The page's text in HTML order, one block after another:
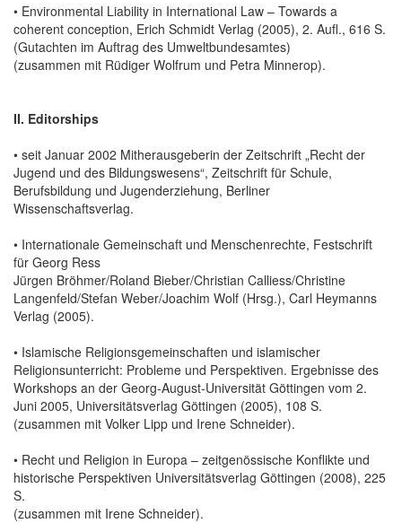
• Environmental Liability in International Law – Towards a
coherent conception, Erich Schmidt Verlag (2005), 2. Aufl., 616 S.
(Gutachten im Auftrag des Umweltbundesamtes)
(zusammen mit Rüdiger Wolfrum und Petra Minnerop).
II. Editorships
• seit Januar 2002 Mitherausgeberin der Zeitschrift „Recht der
Jugend und des Bildungswesens“, Zeitschrift für Schule,
Berufsbildung und Jugenderziehung, Berliner
Wissenschaftsverlag.
• Internationale Gemeinschaft und Menschenrechte, Festschrift
für Georg Ress
Jürgen Bröhmer/Roland Bieber/Christian Calliess/Christine
Langenfeld/Stefan Weber/Joachim Wolf (Hrsg.), Carl Heymanns
Verlag (2005).
• Islamische Religionsgemeinschaften und islamischer
Religionsunterricht: Probleme und Perspektiven. Ergebnisse des
Workshops an der Georg-August-Universität Göttingen vom 2.
Juni 2005, Universitätsverlag Göttingen (2005), 108 S.
(zusammen mit Volker Lipp und Irene Schneider).
• Recht und Religion in Europa – zeitgenössische Konflikte und
historische Perspektiven Universitätsverlag Göttingen (2008), 225
S.
(zusammen mit Irene Schneider).